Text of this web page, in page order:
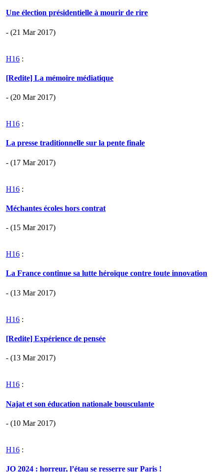
Une élection présidentielle à mourir de rire
- (21 Mar 2017)
H16 :
[Redite] La mémoire médiatique
- (20 Mar 2017)
H16 :
La presse traditionnelle sur la pente finale
- (17 Mar 2017)
H16 :
Méchantes écoles hors contrat
- (15 Mar 2017)
H16 :
La France continue sa lutte héroïque contre toute innovation
- (13 Mar 2017)
H16 :
[Redite] Expérience de pensée
- (13 Mar 2017)
H16 :
Najat et son éducation nationale bousculante
- (10 Mar 2017)
H16 :
JO 2024 : horreur, l’étau se resserre sur Paris !